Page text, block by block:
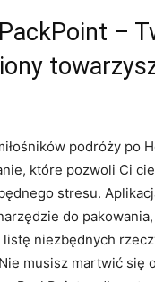
–
podróży po
które ⁣pozwoli⁤ Ci
stresu.
do
niezbędnych
musisz martwić się